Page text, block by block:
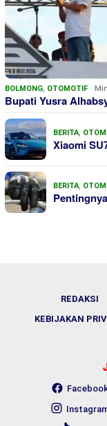
BOLMONG, OTOMOTIF
Bupati Yusra
BERITA,
Xiaomi
BERITA,
REDAKSI
KEBIJAKAN